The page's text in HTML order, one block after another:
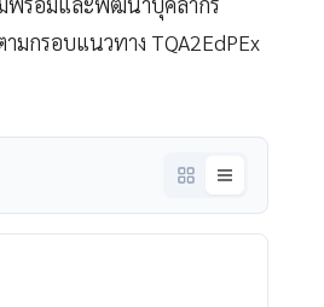
กรอบแนวทาง TQA2EdPEx